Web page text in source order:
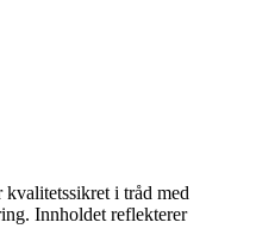
kvalitetssikret i tråd med
Innholdet reflekterer